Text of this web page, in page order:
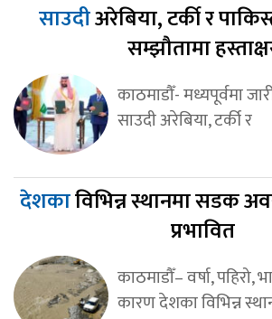
साउदीअरेबिया, टर्की र
सम्झौतामा
काठमाडौँ- मध्यपूर्वमा
साउदी अरेबिया, टर्की र
देशकाविभिन्न स्थानमा सडक
प्रभावित
काठमाडौँ– वर्षा, पहिरो,
कारण देशका विभिन्न